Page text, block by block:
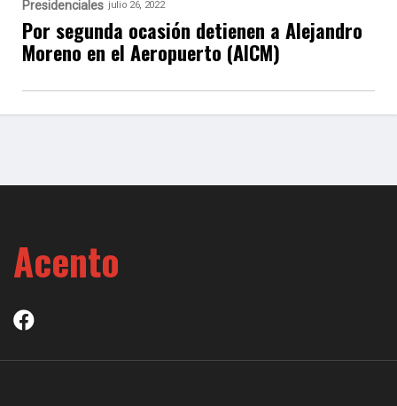
Presidenciales julio 26, 2022
Por segunda ocasión detienen a Alejandro
Moreno en el Aeropuerto (AICM)
Acento